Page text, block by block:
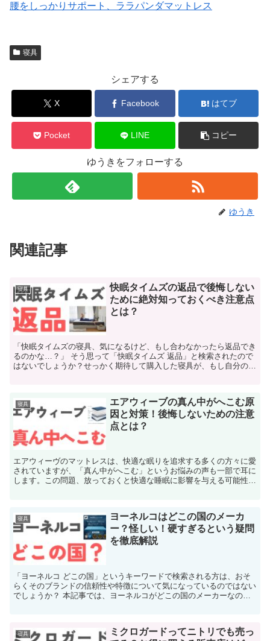
腰をしっかりサポート、ララパンダマットレス
寝具
シェアする
X Facebook はてブ
Pocket LINE コピー
ゆうきをフォローする
ゆうき
関連記事
寝具
快眠タイムズの返品で後悔しない
ために絶対知っておくべき注意点
とは？
「快眠タイムズの寝具、気になるけど、もし合わなかったら返品でき
るのかな…？」 そう思って「快眠タイムズ 返品」と検索されたので
はないでしょうか？せっかく期待して購入した寝具が、もし自分の体
寝具
エアウィーブの真ん中がへこむ原
因と対策！後悔しないための注意
点とは？
エアウィーヴのマットレスは、快適な眠りを追求する多くの方々に愛
されていますが、「真ん中がへこむ」というお悩みの声も一部で耳に
します。この問題、放っておくと快適な睡眠に影響を与える可能性
寝具
ヨーネルコはどこの国のメーカ
ー？怪しい！硬すぎるという疑問
を徹底解説
「ヨーネルコ どこの国」というキーワードで検索される方は、おそ
らくそのブランドの信頼性や特徴について気になっているのではない
でしょうか？ 本記事では、ヨーネルコがどこの国のメーカーなのか
寝具
ミクロガードってニトリでも売っ